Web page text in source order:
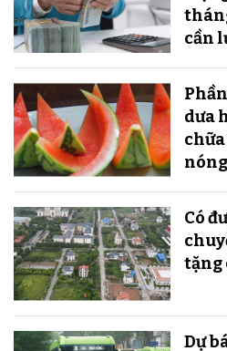
cần
dưa
nóng
Có
tặng
Dự